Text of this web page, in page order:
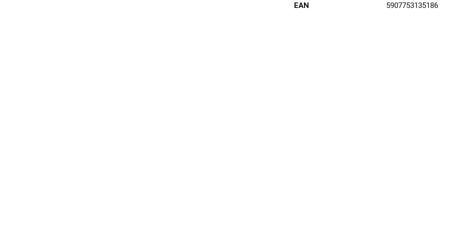
EAN 5907753135186